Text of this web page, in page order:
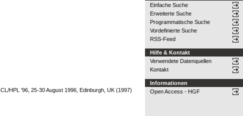
HPL '96, 25-30 August 1996, Edinburgh, UK (1997)
Einfache Suche
Erweiterte Suche
Programmatische Suche
Vordefinierte Suche
RSS-Feed
Hilfe & Kontakt
Verwendete Datenquellen
Kontakt
Informationen
Open Access - HGF